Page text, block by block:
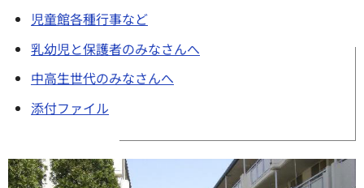
児童館各種行事など
乳幼児と保護者のみなさんへ
中高生世代のみなさんへ
添付ファイル